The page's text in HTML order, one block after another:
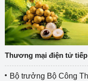
Thương mại điện tử
Bộ trưởng Bộ Công